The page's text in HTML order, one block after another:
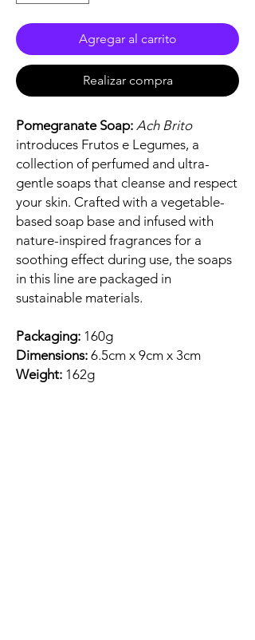
Agregar al carrito
Realizar compra
Pomegranate Soap: Ach Brito
introduces Frutos e Legumes, a
collection of perfumed and ultra-
gentle soaps that cleanse and respect
your skin. Crafted with a vegetable-
based soap base and infused with
nature-inspired fragrances for a
soothing effect during use, the soaps
in this line are packaged in
sustainable materials.
Packaging: 160g
Dimensions: 6.5cm x 9cm x 3cm
Weight: 162g